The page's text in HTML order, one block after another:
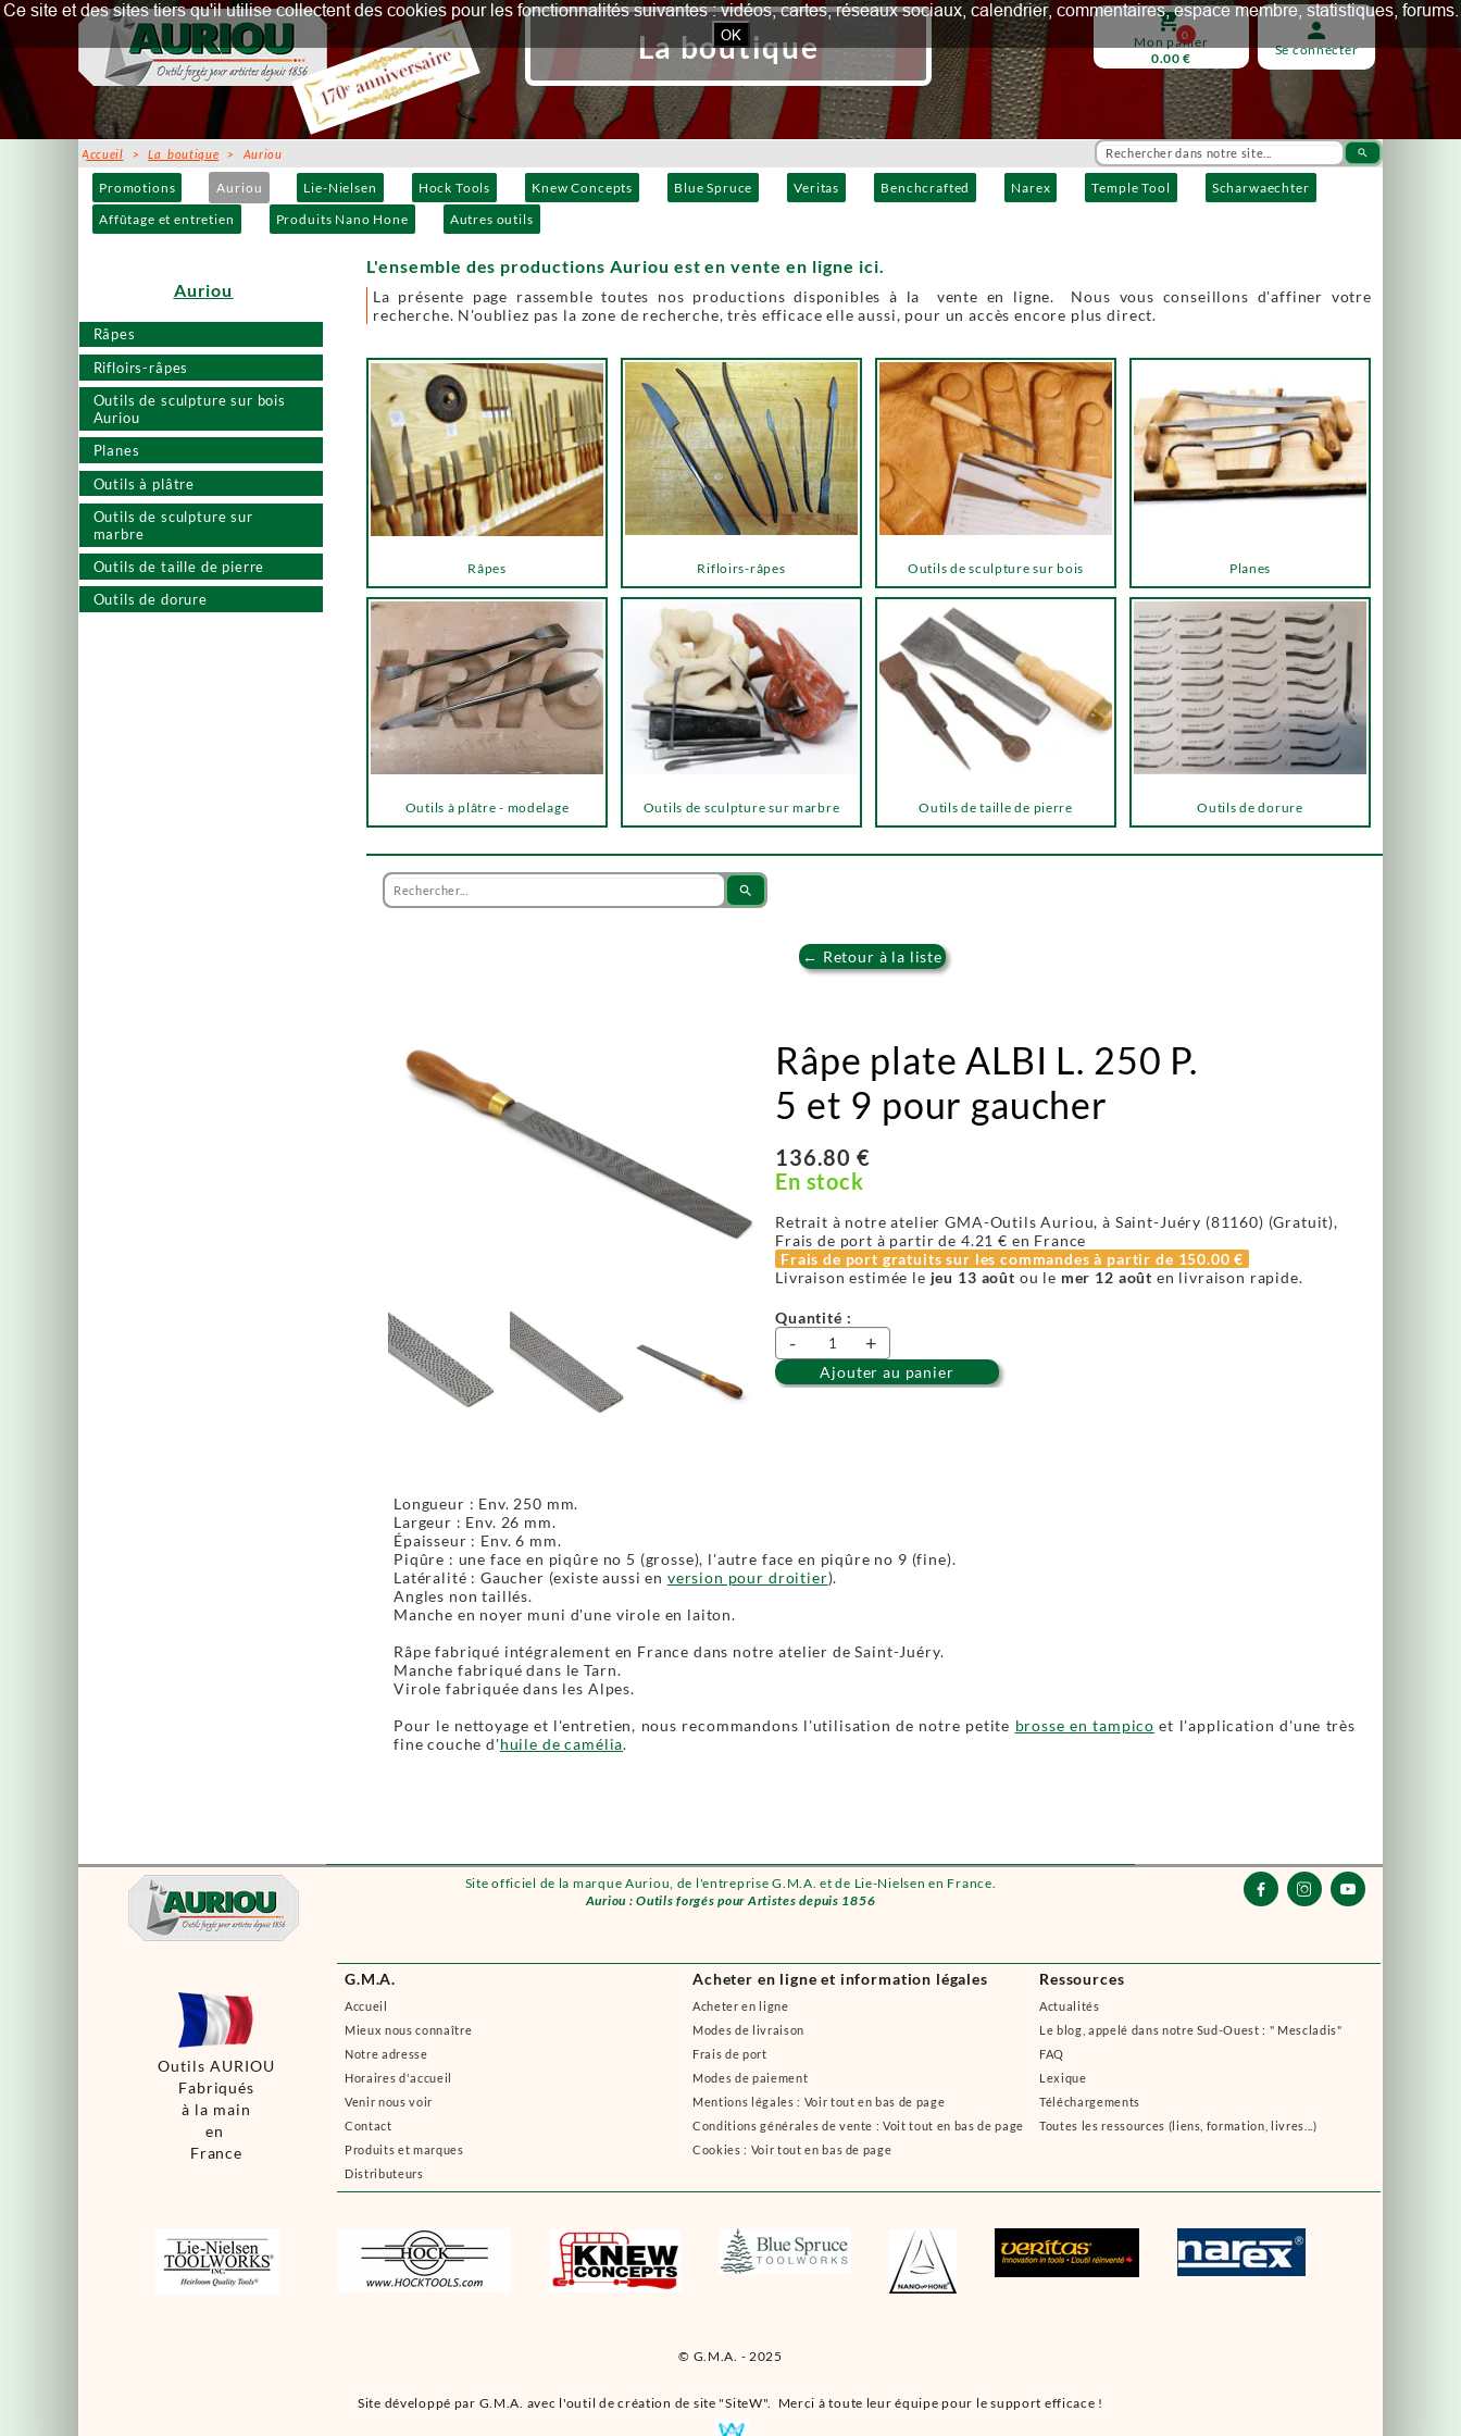
Site officiel de la marque Auriou, de l'entreprise G.M.A. et de Lie-Nielsen en France.
Auriou : Outils forgés pour Artistes depuis 1856
© G.M.A. - 2025
search
Promotions Auriou Lie-Nielsen Hock Tools Knew Concepts Blue Spruce Veritas Benchcrafted Narex Temple Tool
Scharwaechter
Affûtage et entretien
Produits Nano Hone Autres outils
person
Se connecter
shopping_cart
0
Mon panier
0.00 €
Râpes
Rifloirs-râpes
Outils de sculpture sur bois
Auriou
Planes
Outils à plâtre
Outils de sculpture sur
marbre
Outils de taille de pierre
Outils de dorure
G.M.A.
Accueil
Mieux nous connaître
Notre adresse
Horaires d'accueil
Venir nous voir
Contact
Produits et marques
Distributeurs
Acheter en ligne et information légales
Acheter en ligne
Modes de livraison
Frais de port
Modes de paiement
Mentions légales : Voir tout en bas de page
Conditions générales de vente : Voit tout en bas de page
Cookies : Voir tout en bas de page
Ressources
Actualités
Le blog, appelé dans notre Sud-Ouest : " Mescladis"
FAQ
Lexique
Téléchargements
Toutes les ressources (liens, formation, livres...)
Site développé par G.M.A. avec l'outil de création de site "SiteW". Merci à toute leur équipe pour le support efficace !
  
Outils AURIOU
Fabriqués
à la main
en
France
La boutique
Accueil >La boutique > Auriou
L'ensemble des productions Auriou est en vente en ligne ici.
La présente page rassemble toutes nos productions disponibles à la vente en ligne. Nous vous conseillons d'affiner votre
recherche. N'oubliez pas la zone de recherche, très efficace elle aussi, pour un accès encore plus direct.
Auriou
Râpes Rifloirs-râpes Outils de sculpture sur bois Planes
Outils à plâtre - modelage Outils de sculpture sur marbre Outils de taille de pierre Outils de dorure
search
← Retour à la liste
Râpe plate ALBI L. 250 P.
5 et 9 pour gaucher
136.80 €
En stock
Retrait à notre atelier GMA-Outils Auriou, à Saint-Juéry (81160) (Gratuit),
Frais de port à partir de 4.21 € en France
Frais de port gratuits sur les commandes à partir de 150.00 €
Livraison estimée le jeu 13 août ou le mer 12 août en livraison rapide.
Quantité :
- +
Ajouter au panier
Longueur : Env. 250 mm.
Largeur : Env. 26 mm.
Épaisseur : Env. 6 mm.
Piqûre : une face en piqûre no 5 (grosse), l'autre face en piqûre no 9 (fine).
Latéralité : Gaucher (existe aussi en version pour droitier).
Angles non taillés.
Manche en noyer muni d'une virole en laiton.
Râpe fabriqué intégralement en France dans notre atelier de Saint-Juéry.
Manche fabriqué dans le Tarn.
Virole fabriquée dans les Alpes.
Pour le nettoyage et l'entretien, nous recommandons l'utilisation de notre petite brosse en tampico et l'application d'une très
fine couche d'huile de camélia.
Ce site et des sites tiers qu'il utilise collectent des cookies pour les fonctionnalités suivantes : vidéos, cartes, réseaux sociaux, calendrier, commentaires, espace membre, statistiques, forums.
OK